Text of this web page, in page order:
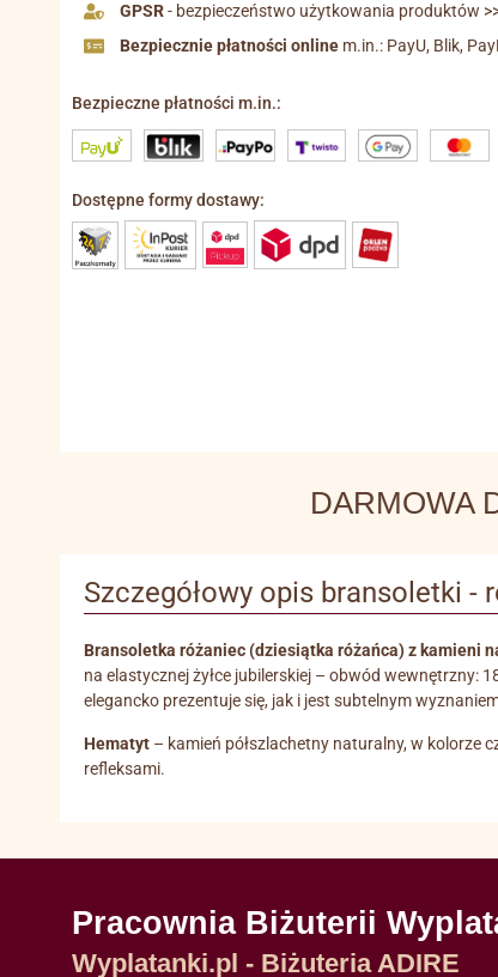
GPSR- bezpieczeństwo użytkowania produktów
Bezpiecznie płatności online m.in.: PayU, Blik,
Bezpieczne płatności m.in.:
Dostępne formy dostawy:
DARMOWA
Szczegółowy opis bransoletki -
Bransoletka różaniec (dziesiątka różańca) z kamieni
na elastycznej żyłce jubilerskiej – obwód wewnętrzny:
elegancko prezentuje się, jak i jest subtelnym
Hematyt – kamień półszlachetny naturalny, w kolorze
refleksami.
Pracownia Biżuterii
Wyplatanki.pl - Biżuteria ADIRE